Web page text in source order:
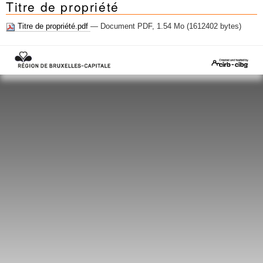
Mots-clés
Renseignements urbanistiques
Titre de propriété
Titre de propriété.pdf — Document PDF, 1.54 Mo (1612402 bytes)